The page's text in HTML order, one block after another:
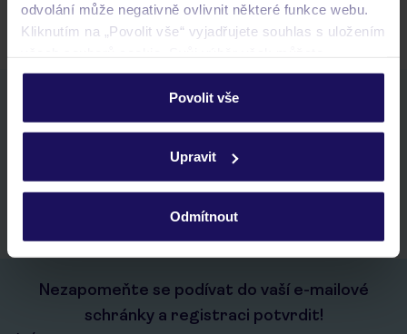
odvolání může negativně ovlivnit některé funkce webu.
Kliknutím na „Povolit vše“ vyjadřujete souhlas s uložením
personalizovat v sekci „Personalizace“.
Podrobné informace o souborech cookie naleznete v
ochrany osobních údajů.
Povolit vše
Upravit
Odmítnout
Stáhněte si bezplatnou aplikaci TUI
rychlé vyhledávání a prohlížení nabídek
historie vyhledávání a naposledy zobrazené nabídky
kontakt s TUI a všechny informace o tvé rezervaci v myTUI
Nezapomeňte se podívat do vaší e-mailové
schránky a registraci potvrdit!